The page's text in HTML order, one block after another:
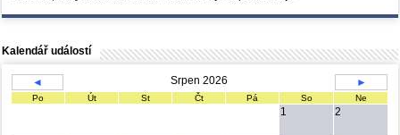
Kalendář událostí
◄ Srpen 2026 ►
Po Út St Čt Pá So Ne
1 2